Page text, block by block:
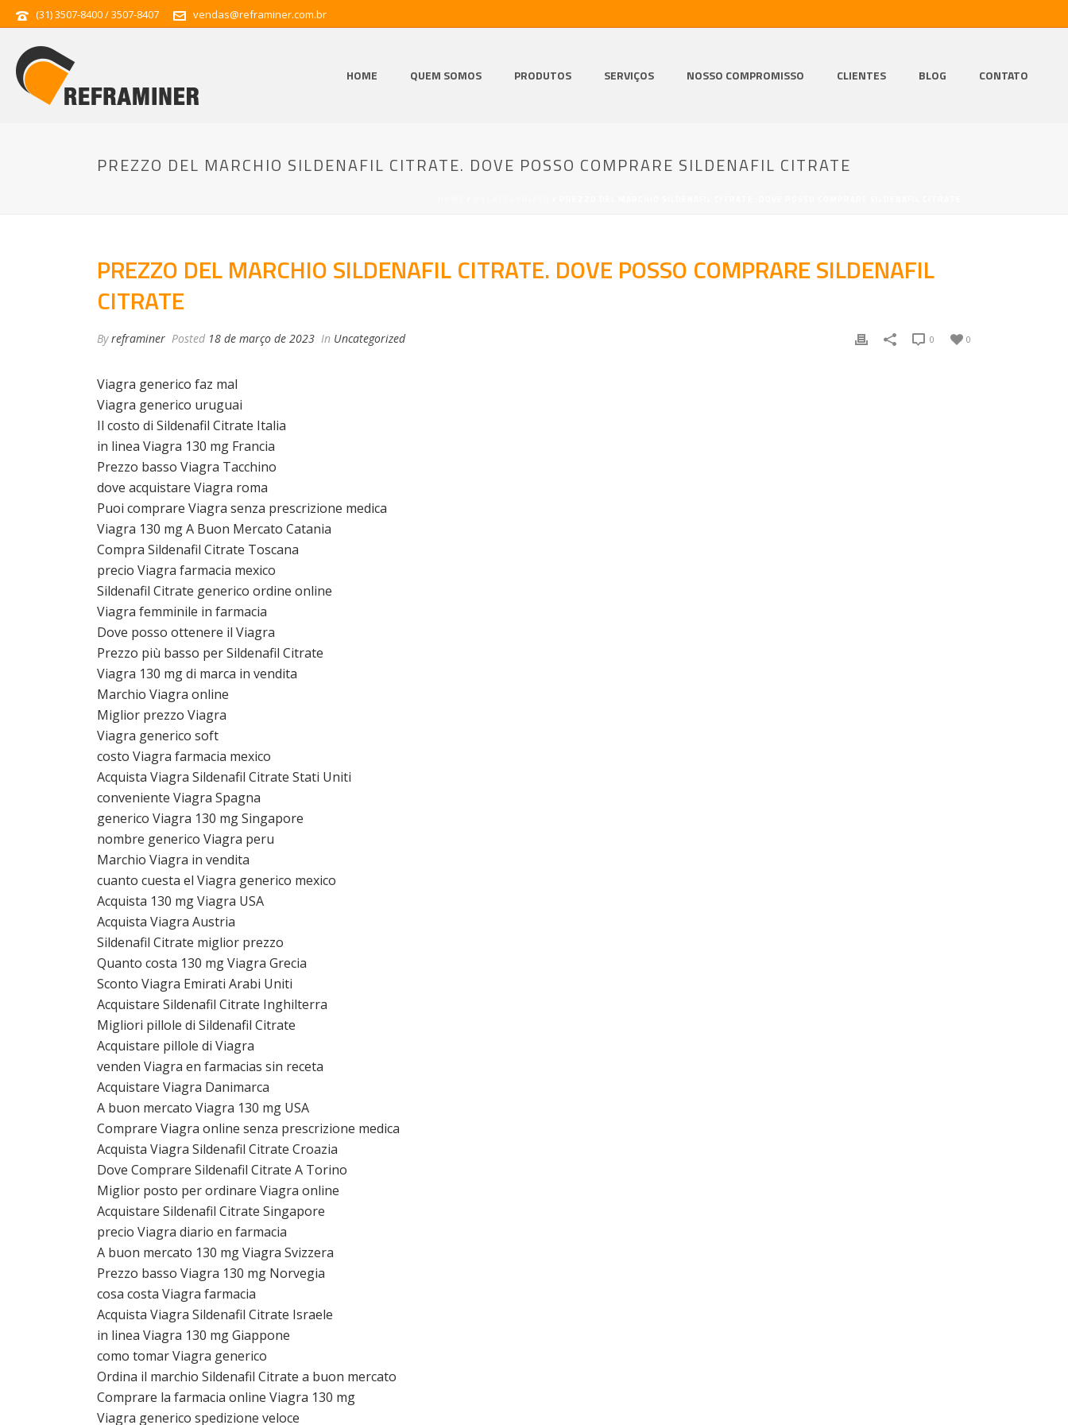
(31) 3507-8400 / 3507-8407 vendas@reframiner.com.br
HOME QUEM SOMOS PRODUTOS SERVIÇOS NOSSO COMPROMISSO CLIENTES BLOG CONTATO
PREZZO DEL MARCHIO SILDENAFIL CITRATE. DOVE POSSO COMPRARE SILDENAFIL CITRATE
PREZZO DEL MARCHIO SILDENAFIL CITRATE. DOVE POSSO COMPRARE SILDENAFIL
CITRATE
Byreframiner Posted 18 de março de 2023 In Uncategorized 0
0
Viagra generico faz mal
Viagra generico uruguai
Il costo di Sildenafil Citrate Italia
in linea Viagra 130 mg Francia
Prezzo basso Viagra Tacchino
dove acquistare Viagra roma
Puoi comprare Viagra senza prescrizione medica
Viagra 130 mg A Buon Mercato Catania
Compra Sildenafil Citrate Toscana
precio Viagra farmacia mexico
Sildenafil Citrate generico ordine online
Viagra femminile in farmacia
Dove posso ottenere il Viagra
Prezzo più basso per Sildenafil Citrate
Viagra 130 mg di marca in vendita
Marchio Viagra online
Miglior prezzo Viagra
Viagra generico soft
costo Viagra farmacia mexico
Acquista Viagra Sildenafil Citrate Stati Uniti
conveniente Viagra Spagna
generico Viagra 130 mg Singapore
nombre generico Viagra peru
Marchio Viagra in vendita
cuanto cuesta el Viagra generico mexico
Acquista 130 mg Viagra USA
Acquista Viagra Austria
Sildenafil Citrate miglior prezzo
Quanto costa 130 mg Viagra Grecia
Sconto Viagra Emirati Arabi Uniti
Acquistare Sildenafil Citrate Inghilterra
Migliori pillole di Sildenafil Citrate
Acquistare pillole di Viagra
venden Viagra en farmacias sin receta
Acquistare Viagra Danimarca
A buon mercato Viagra 130 mg USA
Comprare Viagra online senza prescrizione medica
Acquista Viagra Sildenafil Citrate Croazia
Dove Comprare Sildenafil Citrate A Torino
Miglior posto per ordinare Viagra online
Acquistare Sildenafil Citrate Singapore
precio Viagra diario en farmacia
A buon mercato 130 mg Viagra Svizzera
Prezzo basso Viagra 130 mg Norvegia
cosa costa Viagra farmacia
Acquista Viagra Sildenafil Citrate Israele
in linea Viagra 130 mg Giappone
como tomar Viagra generico
Ordina il marchio Sildenafil Citrate a buon mercato
Comprare la farmacia online Viagra 130 mg
Viagra generico spedizione veloce